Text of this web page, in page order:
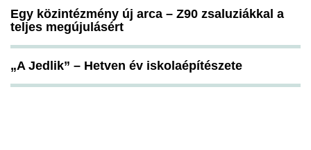
Egy közintézmény új arca – Z90 zsaluziákkal a
teljes megújulásért
„A Jedlik” – Hetven év iskolaépítészete